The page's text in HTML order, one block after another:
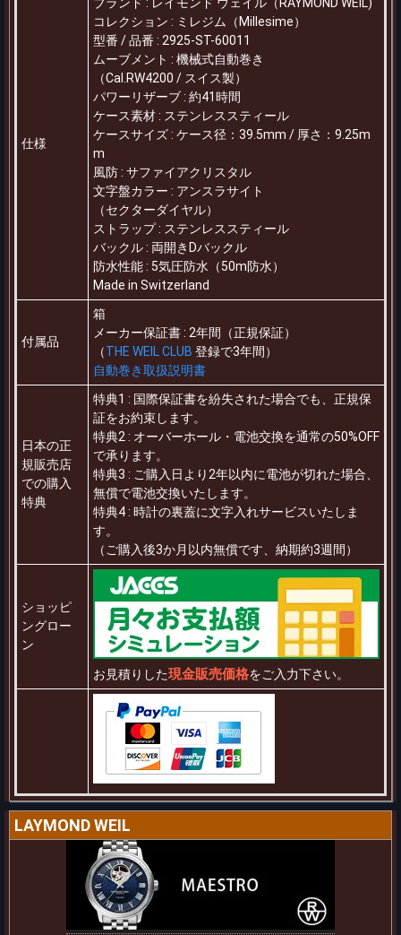
仕様
コレクション : ミレジム（Millesime）
型番 / 品番 : 2925-ST-60011
ムーブメント : 機械式自動巻き
（Cal.RW4200 / スイス製）
パワーリザーブ : 約41時間
ケース素材 : ステンレススティール
ケースサイズ : ケース径：39.5mm / 厚さ：9.25m
m
風防 : サファイアクリスタル
文字盤カラー : アンスラサイト
（セクターダイヤル）
ストラップ : ステンレススティール
バックル : 両開きDバックル
防水性能 : 5気圧防水（50m防水）
Made in Switzerland
付属品
箱
メーカー保証書 : 2年間（正規保証）
（THE WEIL CLUB 登録で3年間）
自動巻き取扱説明書
日本の正
規販売店
での購入
特典
特典1 : 国際保証書を紛失された場合でも、正規保
証をお約束します。
特典2 : オーバーホール・電池交換を通常の50%OFF
で承ります。
特典3 : ご購入日より2年以内に電池が切れた場合、
無償で電池交換いたします。
特典4 : 時計の裏蓋に文字入れサービスいたしま
す。
（ご購入後3か月以内無償です、納期約3週間）
ショッピ
ングロー
ン
お見積りした現金販売価格をご入力下さい。
LAYMOND WEIL